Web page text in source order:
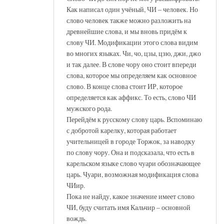
Как написал один учёный, ЧИ – человек. Но
слово человек также можно разложить на
древнейшие слова, и мы вновь придём к
слову ЧИ. Модификации этого слова видим
во многих языках. Чи, чо, цзы, цзю, джи, джо
и так далее. В слове чору оно стоит впереди
слова, которое мы определяем как основное
слово. В конце слова стоит ИР, которое
определяется как аффикс. То есть, слово ЧИ
мужского рода.
Перейдём к русскому слову царь. Вспоминаю
с добротой карелку, которая работает
учительницей в городе Торжок, за наводку
по слову чору. Она и подсказала, что есть в
карельском языке слово чуари обозначающее
царь. Чуари, возможная модификация слова
ЧИир.
Пока не найду, какое значение имеет слово
ЧИ, буду считать имя Кальчир – основной
вождь.